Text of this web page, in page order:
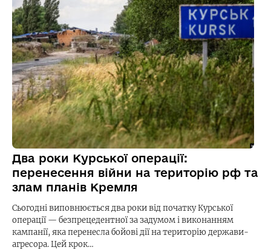
Два роки Курської операції:
перенесення війни на територію рф та
злам планів Кремля
Сьогодні виповнюється два роки від початку Курської
операції — безпрецедентної за задумом і виконанням
кампанії, яка перенесла бойові дії на територію держави-
агресора. Цей крок…